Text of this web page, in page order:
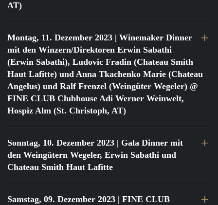
AT)
Montag, 11. Dezember 2023 | Winemaker Dinner
mit den Winzern/Direktoren Erwin Sabathi
(Erwin Sabathi), Ludovic Fradin (Chateau Smith
Haut Lafitte) und Anna Tkachenko Marie (Chateau
Angelus) und Ralf Frenzel (Weingüter Wegeler) @
FINE CLUB Clubhouse Adi Werner Weinwelt,
Hospiz Alm (St. Christoph, AT)
Sonntag, 10. Dezember 2023 | Gala Dinner mit
den Weingütern Wegeler, Erwin Sabathi und
Chateau Smith Haut Lafitte
Samstag, 09. Dezember 2023 | FINE CLUB